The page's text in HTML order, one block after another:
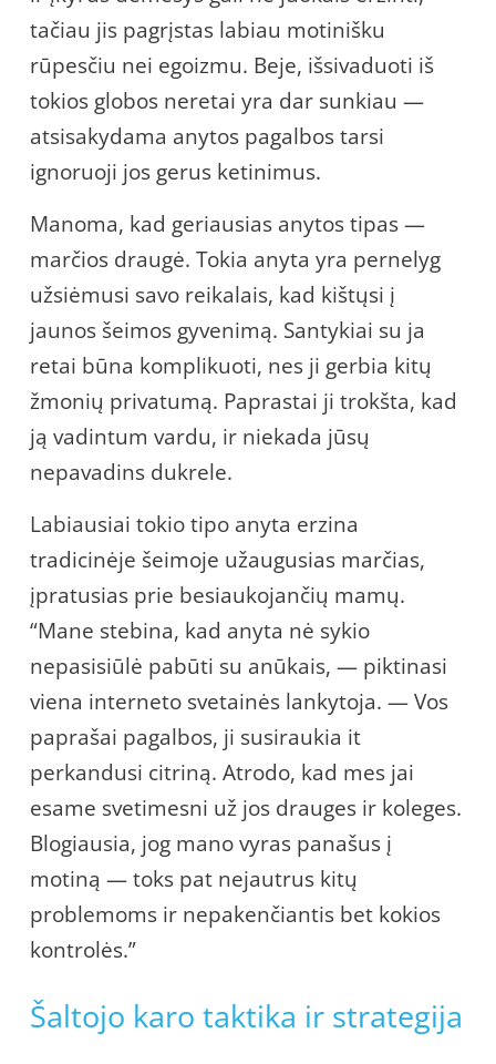
tačiau jis pagrįstas labiau motinišku
rūpesčiu nei egoizmu. Beje, išsivaduoti iš
tokios globos neretai yra dar sunkiau —
atsisakydama anytos pagalbos tarsi
ignoruoji jos gerus ketinimus.
Manoma, kad geriausias anytos tipas —
marčios draugė. Tokia anyta yra pernelyg
užsiėmusi savo reikalais, kad kištųsi į
jaunos šeimos gyvenimą. Santykiai su ja
retai būna komplikuoti, nes ji gerbia kitų
žmonių privatumą. Paprastai ji trokšta, kad
ją vadintum vardu, ir niekada jūsų
nepavadins dukrele.
Labiausiai tokio tipo anyta erzina
tradicinėje šeimoje užaugusias marčias,
įpratusias prie besiaukojančių mamų.
“Mane stebina, kad anyta nė sykio
nepasisiūlė pabūti su anūkais, — piktinasi
viena interneto svetainės lankytoja. — Vos
paprašai pagalbos, ji susiraukia it
perkandusi citriną. Atrodo, kad mes jai
esame svetimesni už jos drauges ir koleges.
Blogiausia, jog mano vyras panašus į
motiną — toks pat nejautrus kitų
problemoms ir nepakenčiantis bet kokios
kontrolės.”
Šaltojo karo taktika ir strategija